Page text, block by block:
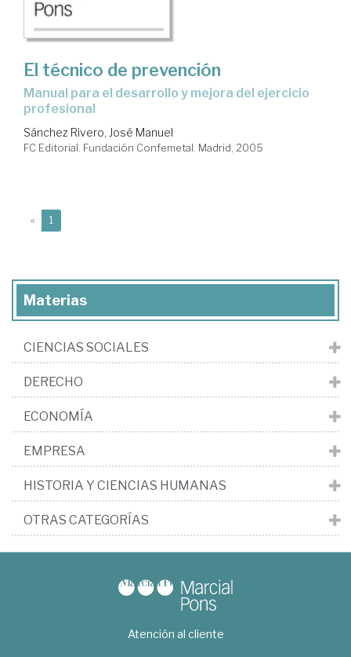
El técnico de prevención
manual para el desarrollo y mejora del ejercicio
profesional
Sánchez Rivero, José Manuel
FC Editorial. Fundación Confemetal. Madrid, 2005
« 1
Materias
CIENCIAS SOCIALES
DERECHO
ECONOMÍA
EMPRESA
HISTORIA Y CIENCIAS HUMANAS
OTRAS CATEGORÍAS
Atención al cliente